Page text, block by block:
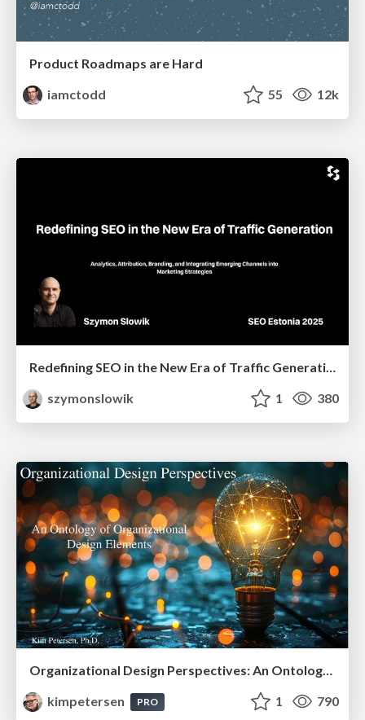
Product Roadmaps are Hard
iamctodd
55 12k
Redefining SEO in the New Era of Traffic Generation
szymonslowik
1 380
Organizational Design Perspectives: An Ontology of Organizational Design Elements
kimpetersen
PRO 1 790